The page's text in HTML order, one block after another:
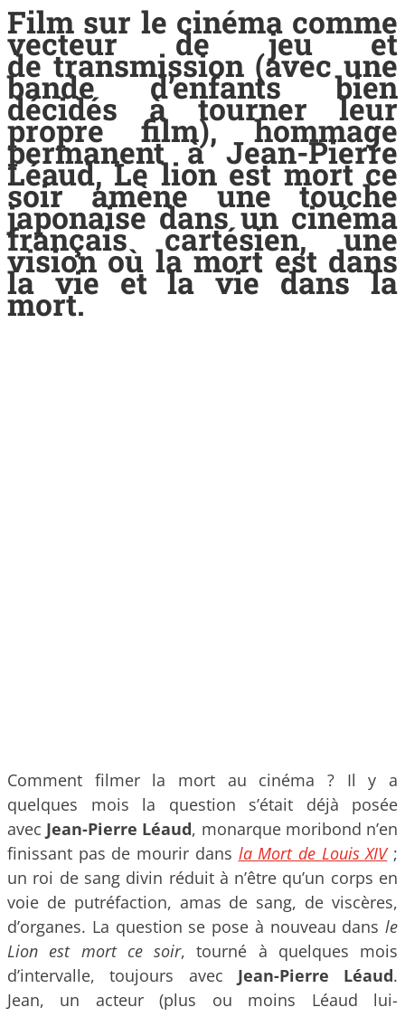
Film sur le cinéma comme
vecteur de jeu et
de transmission (avec une
bande d’enfants bien
décidés à tourner leur
propre film), hommage
permanent à Jean-Pierre
Léaud, Le lion est mort ce
soir amène une touche
japonaise dans un cinéma
français cartésien, une
vision où la mort est dans
la vie et la vie dans la
mort.
Comment filmer la mort au cinéma ? Il y a
quelques mois la question s’était déjà posée
avec Jean-Pierre Léaud, monarque moribond n’en
finissant pas de mourir dans la Mort de Louis XIV;
un roi de sang divin réduit à n’être qu’un corps en
voie de putréfaction, amas de sang, de viscères,
d’organes. La question se pose à nouveau dans le
Lion est mort ce soir, tourné à quelques mois
d’intervalle, toujours avec Jean-Pierre Léaud.
Jean, un acteur (plus ou moins Léaud lui-